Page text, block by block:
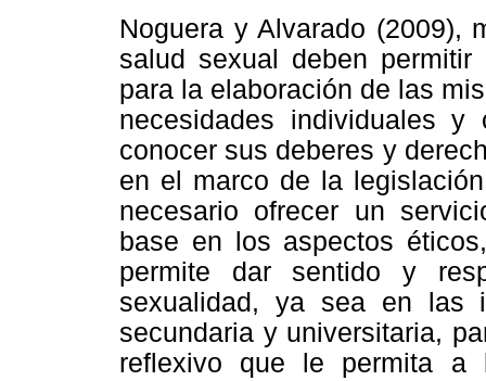
Noguera y Alvarado (2009),
salud sexual deben
para la elaboración de las
necesidades individuales
conocer sus deberes y
en el marco de la
necesario ofrecer un
base en los aspectos
permite dar sentido y
sexualidad, ya sea en las
secundaria y universitaria,
reflexivo que le permita a